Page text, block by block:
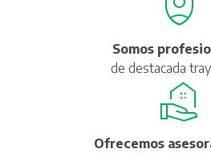
Somos
de destacada
Ofrecemos